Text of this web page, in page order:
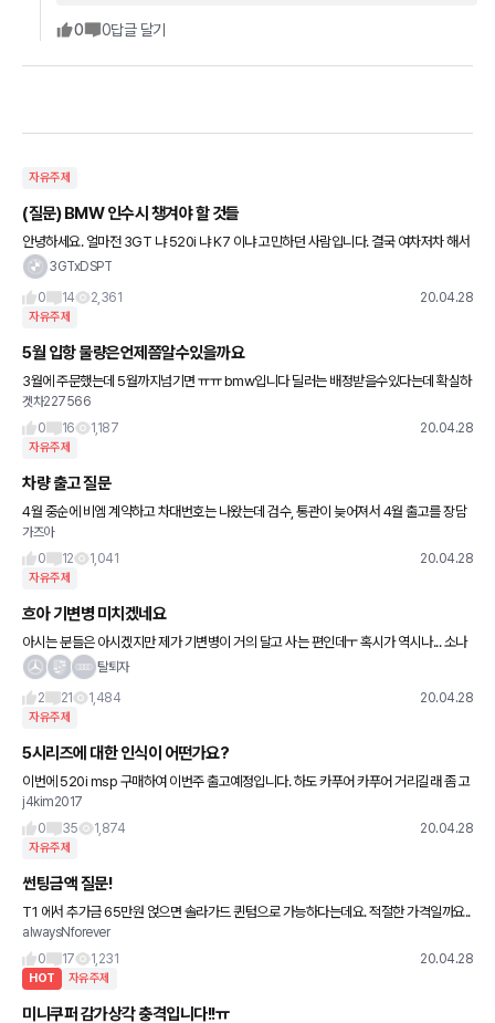
0 0답글 달기
자유주제
(질문) BMW 인수시 챙겨야 할 것들
안녕하세요. 얼마전 3GT 냐 520i 냐 K7 이냐 고민하던 사람입니다. 결국 여차저차 해서
3GTxDSPT
0
14 2,361 20.04.28
자유주제
5월 입항 물량은언제쯤알수있을까요
3월에 주문했는데 5월까지넘기면 ㅠㅠ bmw입니다 딜러는 배정받을수있다는데 확실하
지않아서요ㅜㅜ
겟차227566
0
16 1,187 20.04.28
자유주제
차량 출고 질문
4월 중순에 비엠 계약하고 차대번호는 나왔는데 검수, 통관이 늦어져서 4월 출고를 장담
못한답니다. 프로모션때문에 4월말에 차량등록 우선하고 5월 초에 인도될수 있다는데 차
량상태도 못보고 등록하고
가즈아
0
12 1,041 20.04.28
자유주제
흐아 기변병 미치겠네요
아시는 분들은 아시겠지만 제가 기변병이 거의 달고 사는 편인데ㅜ 혹시가 역시나... 소나
타 하브 타다가 특별한 문제는 없는데 너무 차 사고 싶어서 미치겟어요 와이프는 원하는대
탈퇴자
2
21 1,484 20.04.28
자유주제
5시리즈에 대한 인식이 어떤가요?
이번에 520i msp 구매하여 이번주 출고예정입니다. 하도 카푸어 카푸어 거리길래 좀 고
민되긴 하네요...순전히 하차감이라던지;; 내돈주고 삿는데 눈치보는 느낌...
j4kim2017
0
35 1,874 20.04.28
자유주제
썬팅금액 질문!
T1 에서 추가금 65만원 얹으면 솔라가드 퀸텀으로 가능하다는데요. 적절한 가격일까요..
썬루프 포함여부는 모르겠습니다. + 헤드라이트 및트렁크쪽(어디인지 자세히 모름) PPF
서비스해주신다
alwaysNforever
0
17 1,231 20.04.28
HOT 자유주제
미니쿠퍼 감가상각 충격입니다!!ㅠ